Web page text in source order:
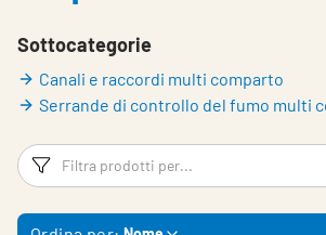
Strumenti
Contatti
Lavora con noi
Choose languge
Italy
Sottocategorie
Canali e raccordi multi comparto
Serrande di controllo del fumo multi
Filtri